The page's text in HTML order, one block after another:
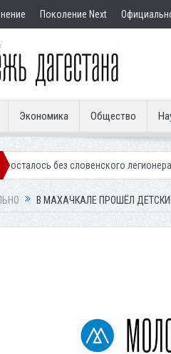
Поколение Next
Экономика Общество
легионера Вынесен
В МАХАЧКАЛЕ ПРОШЁЛ